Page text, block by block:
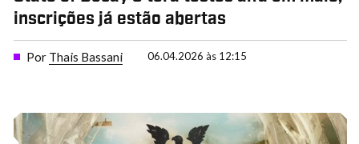
inscrições já estão abertas
Por Thais Bassani 06.04.2026 às 12:15